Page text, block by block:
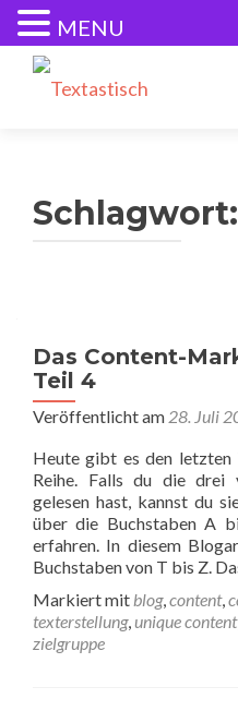
Schlagwort:
Das Content-
Teil 4
Veröffentlicht am 28. Juli
Heute gibt es den
Reihe. Falls du die drei
gelesen hast, kannst du
über die Buchstaben A
erfahren. In diesem
Buchstaben von T bis Z.
Markiert mit blog,content,
texterstellung,unique content
zielgruppe
MENU